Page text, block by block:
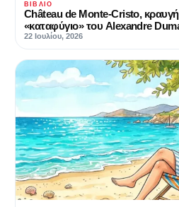
ΒΙΒΛΊΟ
Château de Monte-Cristo, κραυγή
«καταφύγιο» του Alexandre
22 Ιουλίου, 2026